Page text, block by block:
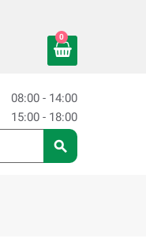
0
08:00 - 14:00
15:00 - 18:00
